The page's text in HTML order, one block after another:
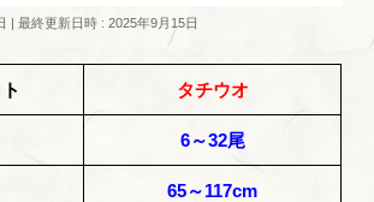
最終更新日時 : 2025年9月15日
タチウオ
6～32尾
65～117cm